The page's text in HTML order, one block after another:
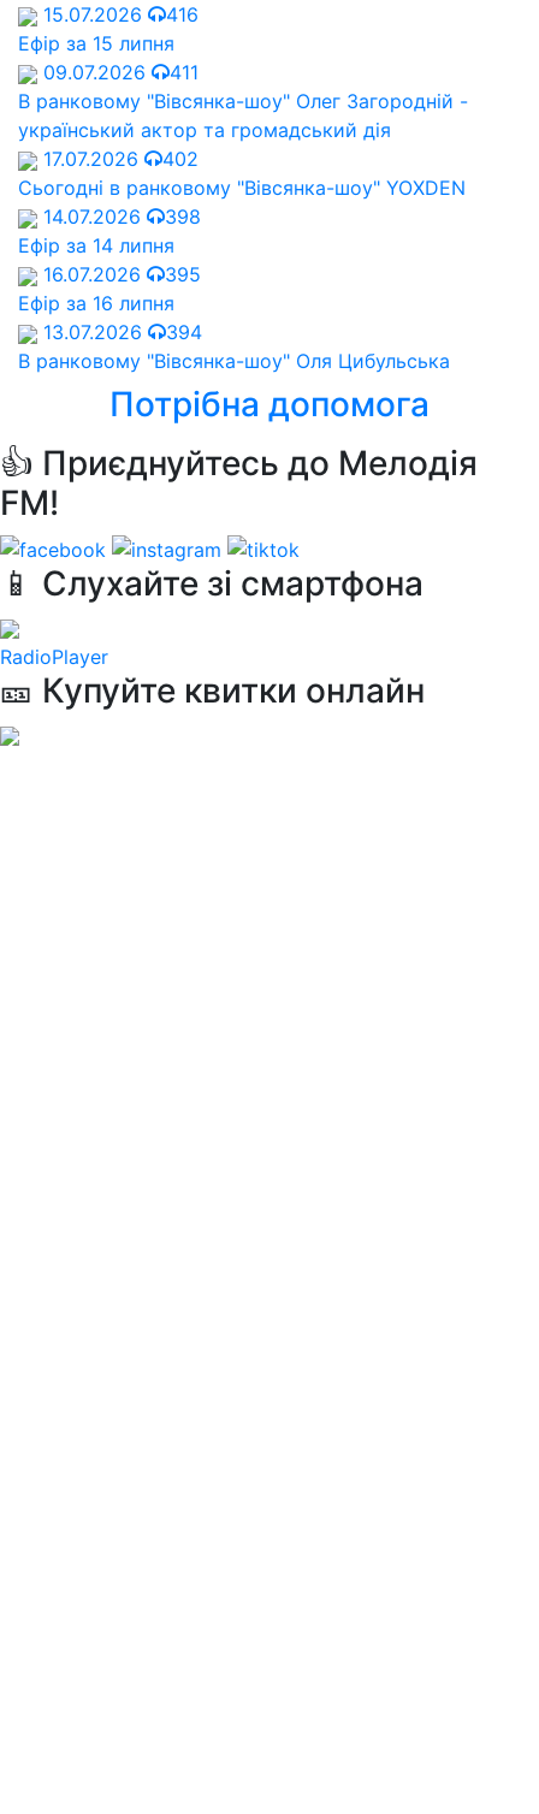
15.07.2026
416
Ефір за 15 липня
09.07.2026
411
В ранковому "Вівсянка-шоу" Олег Загородній -
український актор та громадський дія
17.07.2026
402
Сьогодні в ранковому "Вівсянка-шоу" YOXDEN
14.07.2026
398
Ефір за 14 липня
16.07.2026
395
Ефір за 16 липня
13.07.2026
394
В ранковому "Вівсянка-шоу" Оля Цибульська
Потрібна допомога
👍 Приєднуйтесь до Мелодія
FM!
📱 Слухайте зі смартфона
RadioPlayer
🎫 Купуйте квитки онлайн